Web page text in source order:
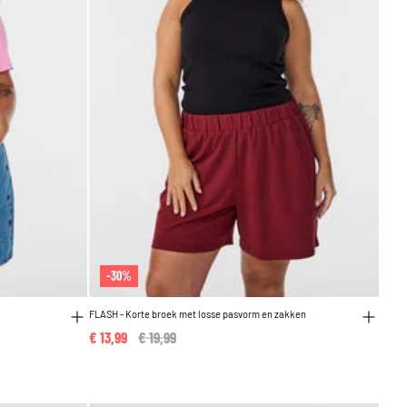
-30%
FLASH - Korte broek met losse pasvorm en zakken
Price reduced from
€ 19,99
€ 13,99